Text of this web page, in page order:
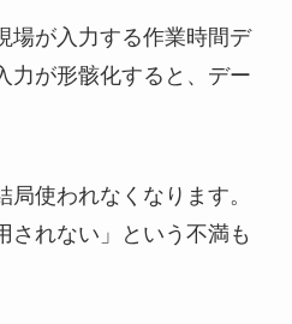
場が入力する作業時間デ
力が形骸化すると、デー
使われなくなります。
されない」という不満も